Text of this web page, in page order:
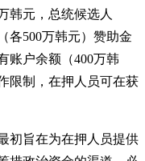
韩元，总统候选人
各500万韩元）赞助金
账户余额（400万韩
限制，在押人员可在获
初旨在为在押人员提供